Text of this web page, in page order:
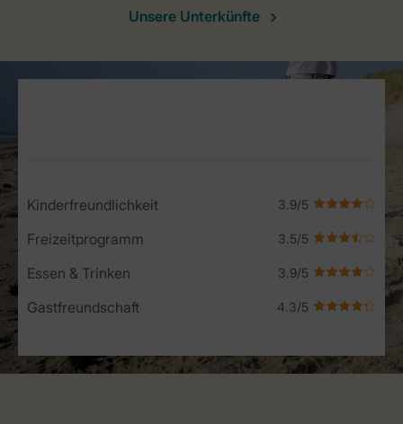
Unsere Unterkünfte
Kinderfreundlichkeit
Freizeitprogramm
Essen & Trinken
Gastfreundschaft